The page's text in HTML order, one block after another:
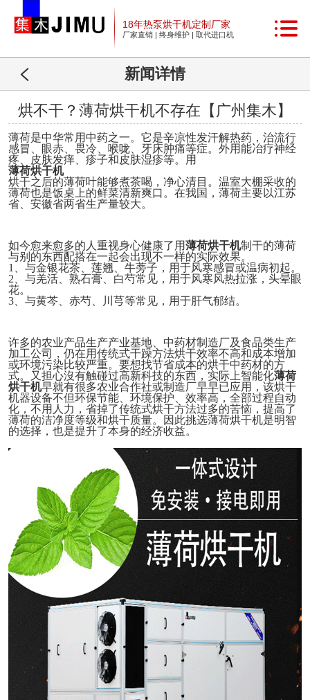
18年热泵烘干机定制厂家
厂家直销 | 终身维护 | 取代进口机
新闻详情
烘不干？薄荷烘干机不存在【广州集木】
薄荷是中华常用中药之一。它是辛凉性发汗解热药，治流行
感冒、眼赤、畏冷、喉咙、牙床肿痛等症。外用能冶疗神经
疼、皮肤发痒、疹子和皮肤湿疹等。用
薄荷烘干机
烘干之后的薄荷叶能够煮茶喝，净心清目。温室大棚采收的
薄荷也是饭桌上的鲜菜清新爽口。在我国，薄荷主要以江苏
省、安徽省两省生产量较大。
如今愈来愈多的人重视身心健康了用薄荷烘干机制干的薄荷
与别的东西配搭在一起会出现不一样的实际效果。
1
与金银花茶、莲翘、牛蒡子，用于风寒感冒或温病初起。
2
与羌活、熟石膏、白芍常见，用于风寒风热拉涨，头晕眼
花。
3、与黄芩、赤芍、川芎等常见，用于肝气郁结。
许多的农业产品生产产业基地、中药材制造厂及食品类生产
加工公司，仍在用传统式干躁方法烘干效率不高和成本增加
或环境污染比较严重。要想找节省成本的烘干中药材的方
式。又担心沒有触碰过高新科技的东西，实际上智能化薄荷
烘干机早就有很多农业合作社或制造厂早早已应用，该烘干
机器设备不但环保节能、环境保护、效率高 ，全部过程自动
化，不用人力，省掉了传统式烘干方法过多的苦恼，提高了
薄荷的洁净度等级和烘干质量。因此挑选薄荷烘干机是明智
的选择 ，也是提升了本身的经济收益。